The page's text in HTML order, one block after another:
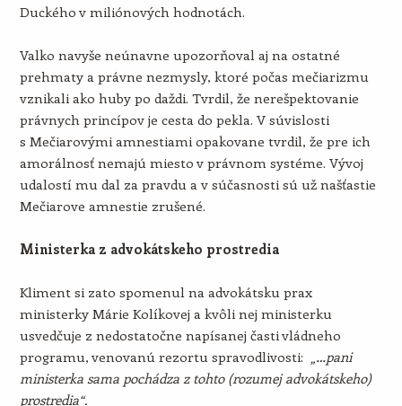
Duckého v miliónových hodnotách.
Valko navyše neúnavne upozorňoval aj na ostatné
prehmaty a právne nezmysly, ktoré počas mečiarizmu
vznikali ako huby po daždi. Tvrdil, že nerešpektovanie
právnych princípov je cesta do pekla. V súvislosti
s Mečiarovými amnestiami opakovane tvrdil, že pre ich
amorálnosť nemajú miesto v právnom systéme. Vývoj
udalostí mu dal za pravdu a v súčasnosti sú už našťastie
Mečiarove amnestie zrušené.
Ministerka z advokátskeho prostredia
Kliment si zato spomenul na advokátsku prax
ministerky Márie Kolíkovej a kvôli nej ministerku
usvedčuje z nedostatočne napísanej časti vládneho
programu, venovanú rezortu spravodlivosti: „…pani
ministerka sama pochádza z tohto (rozumej advokátskeho)
prostredia“.